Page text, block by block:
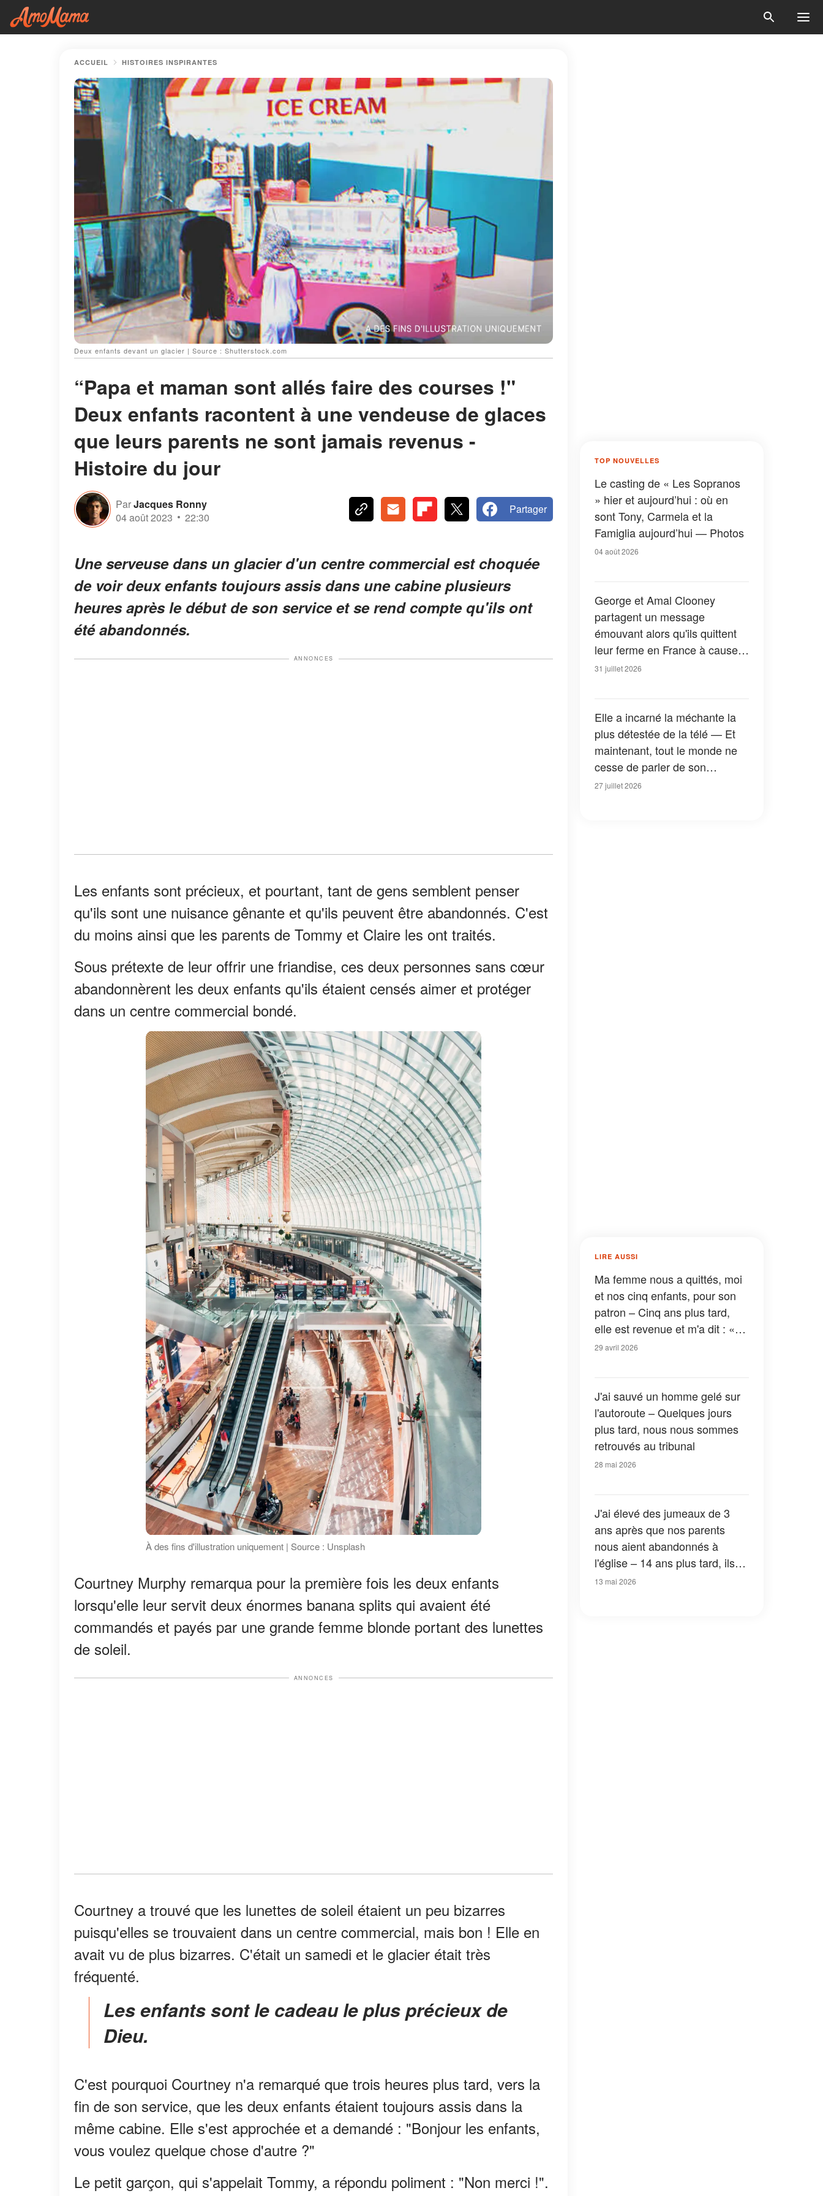
ACCUEIL HISTOIRES INSPIRANTES
Deux enfants devant un glacier | Source : Shutterstock.com
“Papa et maman sont allés faire des courses !"
Deux enfants racontent à une vendeuse de glaces
que leurs parents ne sont jamais revenus -
Histoire du jour
ParJacques Ronny
04 août 2023
22:30
Partager
Une serveuse dans un glacier d'un centre commercial est choquée
de voir deux enfants toujours assis dans une cabine plusieurs
heures après le début de son service et se rend compte qu'ils ont
été abandonnés.
ANNONCES
Les enfants sont précieux, et pourtant, tant de gens semblent penser
qu'ils sont une nuisance gênante et qu'ils peuvent être abandonnés. C'est
du moins ainsi que les parents de Tommy et Claire les ont traités.
Sous prétexte de leur offrir une friandise, ces deux personnes sans cœur
abandonnèrent les deux enfants qu'ils étaient censés aimer et protéger
dans un centre commercial bondé.
À des fins d'illustration uniquement | Source : Unsplash
Courtney Murphy remarqua pour la première fois les deux enfants
lorsqu'elle leur servit deux énormes banana splits qui avaient été
commandés et payés par une grande femme blonde portant des lunettes
de soleil.
ANNONCES
Courtney a trouvé que les lunettes de soleil étaient un peu bizarres
puisqu'elles se trouvaient dans un centre commercial, mais bon ! Elle en
avait vu de plus bizarres. C'était un samedi et le glacier était très
fréquenté.
Les enfants sont le cadeau le plus précieux de
Dieu.
C'est pourquoi Courtney n'a remarqué que trois heures plus tard, vers la
fin de son service, que les deux enfants étaient toujours assis dans la
même cabine. Elle s'est approchée et a demandé : "Bonjour les enfants,
vous voulez quelque chose d'autre ?"
Le petit garçon, qui s'appelait Tommy, a répondu poliment : "Non merci !".
TOP NOUVELLES
Le casting de « Les Sopranos
» hier et aujourd’hui : où en
sont Tony, Carmela et la
Famiglia aujourd’hui — Photos
04 août 2026
George et Amal Clooney
partagent un message
émouvant alors qu'ils quittent
leur ferme en France à cause
des feux de forêt — Tous les
31 juillet 2026
Elle a incarné la méchante la
plus détestée de la télé — Et
maintenant, tout le monde ne
cesse de parler de son
apparition dans la nouvelle
27 juillet 2026
LIRE AUSSI
Ma femme nous a quittés, moi
et nos cinq enfants, pour son
patron – Cinq ans plus tard,
elle est revenue et m'a dit : «
Tu dois écouter ce que je vais
29 avril 2026
J'ai sauvé un homme gelé sur
l'autoroute – Quelques jours
plus tard, nous nous sommes
retrouvés au tribunal
28 mai 2026
J'ai élevé des jumeaux de 3
ans après que nos parents
nous aient abandonnés à
l'église – 14 ans plus tard, ils
sont revenus et m'ont fait une
13 mai 2026